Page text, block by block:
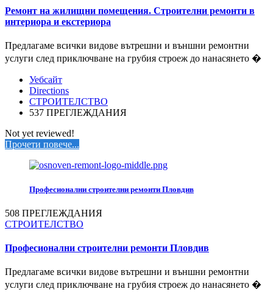
Ремонт на жилищни помещения. Строителни ремонти в
интериора и екстериора
Предлагаме всички видове вътрешни и външни ремонтни
услуги след приключване на грубия строеж до нанасянето �
Уебсайт
Directions
СТРОИТЕЛСТВО
537 ПРЕГЛЕЖДАНИЯ
Not yet reviewed!
Прочети повече...
Професионални строителни ремонти Пловдив
508 ПРЕГЛЕЖДАНИЯ
СТРОИТЕЛСТВО
Професионални строителни ремонти Пловдив
Предлагаме всички видове вътрешни и външни ремонтни
услуги след приключване на грубия строеж до нанасянето �